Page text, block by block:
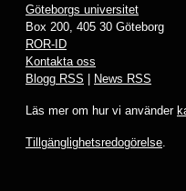
Göteborgs universitet
Box 200, 405 30 Göteborg
ROR-ID
Kontakta oss
Blogg RSS
News RSS
Läs mer om hur vi använder
Tillgänglighetsredogörelse.